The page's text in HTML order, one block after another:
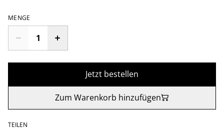
MENGE
Jetzt bestellen
Zum Warenkorb hinzufügen
TEILEN